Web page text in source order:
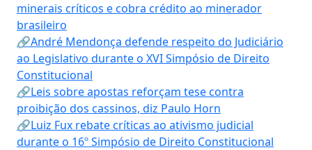
minerais críticos e cobra crédito ao minerador
brasileiro
🔗André Mendonça defende respeito do Judiciário
ao Legislativo durante o XVI Simpósio de Direito
Constitucional
🔗Leis sobre apostas reforçam tese contra
proibição dos cassinos, diz Paulo Horn
🔗Luiz Fux rebate críticas ao ativismo judicial
durante o 16º Simpósio de Direito Constitucional